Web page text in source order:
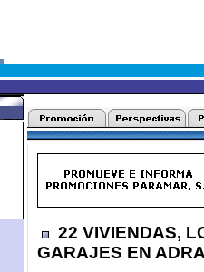
22 VIVIENDAS,
GARAJES EN